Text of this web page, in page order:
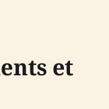
et